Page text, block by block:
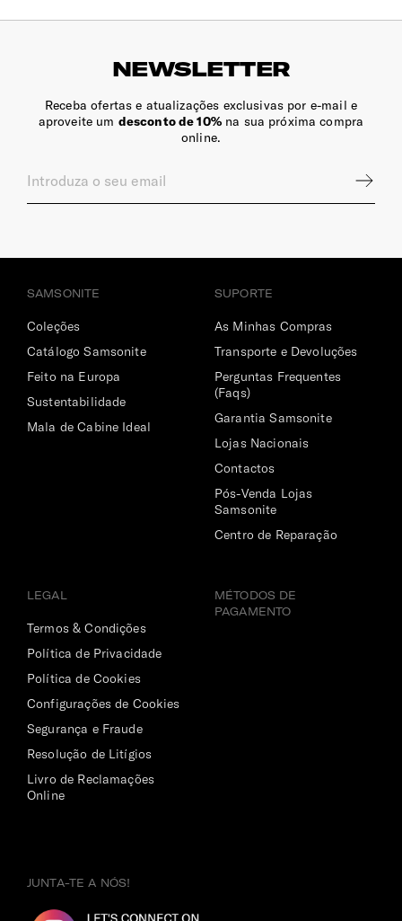
NEWSLETTER
Receba ofertas e atualizações exclusivas por e-mail e
aproveite um desconto de 10%na sua próxima compra
online.
SAMSONITE
Coleções
Catálogo Samsonite
Feito na Europa
Sustentabilidade
Mala de Cabine Ideal
SUPORTE
As Minhas Compras
Transporte e Devoluções
Perguntas Frequentes
(Faqs)
Garantia Samsonite
Lojas Nacionais
Contactos
Pós-Venda Lojas
Samsonite
Centro de Reparação
LEGAL
Termos & Condições
Política de Privacidade
Política de Cookies
Configurações de Cookies
Segurança e Fraude
Resolução de Litígios
Livro de Reclamações
Online
MÉTODOS DE
PAGAMENTO
JUNTA-TE A NÓS!